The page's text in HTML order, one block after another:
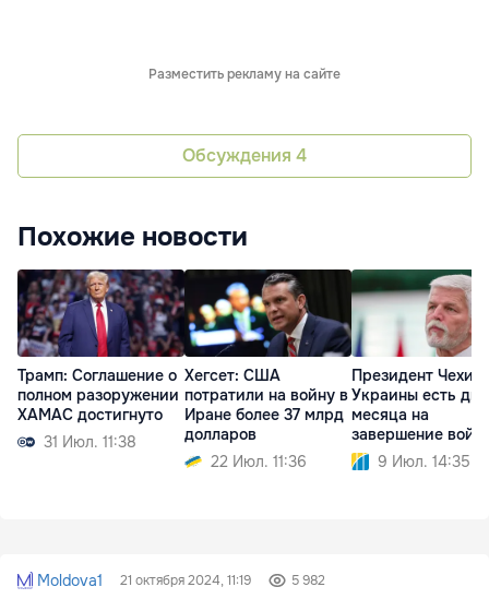
Разместить рекламу на сайте
Обсуждения 4
Похожие новости
Трамп: Соглашение о
полном разоружении
ХАМАС достигнуто
31 Июл. 11:38
Хегсет: США
потратили на войну в
Иране более 37 млрд
долларов
22 Июл. 11:36
Президент
Украины есть два
месяца на
завершение
9 Июл. 14:35
Moldova1 21 октября 2024, 11:19 5 982